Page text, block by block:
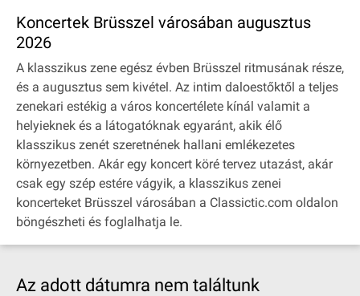
Koncertek Brüsszel városában augusztus
2026
A klasszikus zene egész évben Brüsszel ritmusának része,
és a augusztus sem kivétel. Az intim daloestőktől a teljes
zenekari estékig a város koncertélete kínál valamit a
helyieknek és a látogatóknak egyaránt, akik élő
klasszikus zenét szeretnének hallani emlékezetes
környezetben. Akár egy koncert köré tervez utazást, akár
csak egy szép estére vágyik, a klasszikus zenei
koncerteket Brüsszel városában a Classictic.com oldalon
böngészheti és foglalhatja le.
Az adott dátumra nem találtunk